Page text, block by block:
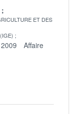
ET DES
Affaire